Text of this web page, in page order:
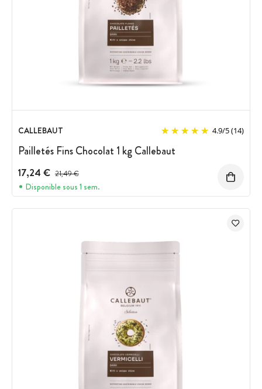
CALLEBAUT 4.9/5(14)
Pailletés Fins Chocolat 1 kg Callebaut
17,24 € Prix avant réduction :
21,49 €
Disponible sous 1 sem.